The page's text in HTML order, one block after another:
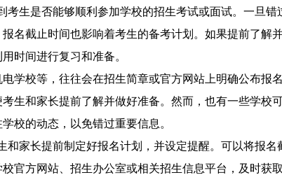
生是否能够顺利参加学校的招生考试或面试。一旦错
名截止时间也影响着考生的备考计划。如果提前了解
时间进行复习和准备。
校等，往往会在招生简章或官方网站上明确公布报
生和家长提前了解并做好准备。然而，也有一些学校
校的动态，以免错过重要信息。
家长提前制定好报名计划，并设定提醒。可以将报名
官方网站、招生办公室或相关招生信息平台，及时获